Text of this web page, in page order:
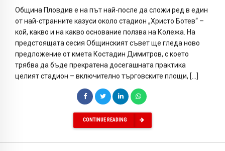
Община Пловдив е на път най-после да сложи ред в един
от най-странните казуси около стадион „Христо Ботев“ –
кой, какво и на какво основание ползва на Колежа. На
предстоящата сесия Общинският съвет ще гледа ново
предложение от кмета Костадин Димитров, с което
трябва да бъде прекратена досегашната практика
целият стадион – включително търговските площи, […]
CONTINUE READING